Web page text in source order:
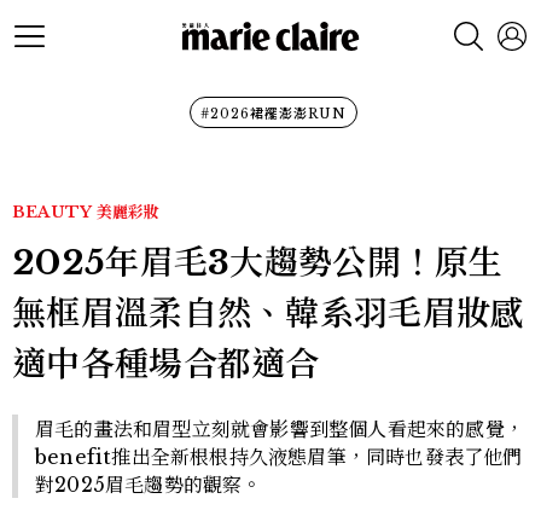
#2026裙襬澎澎RUN
BEAUTY 美麗彩妝
2025年眉毛3大趨勢公開！原生
無框眉溫柔自然、韓系羽毛眉妝感
適中各種場合都適合
眉毛的畫法和眉型立刻就會影響到整個人看起來的感覺，
benefit推出全新根根持久液態眉筆，同時也發表了他們
對2025眉毛趨勢的觀察。